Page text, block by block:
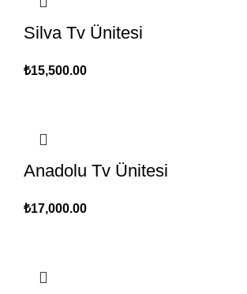
Silva Tv Ünitesi
₺15,500.00
Anadolu Tv Ünitesi
₺17,000.00